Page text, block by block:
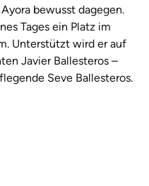
bewusst dagegen.
Tages ein Platz im
Unterstützt wird er auf
Javier Ballesteros –
Seve Ballesteros.